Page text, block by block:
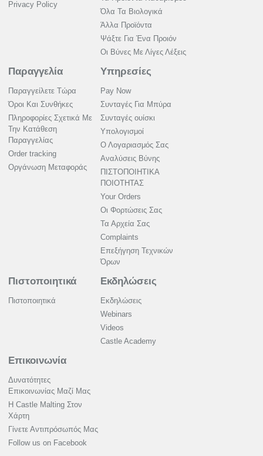
Privacy Policy
Όλα Τα Βιολογικά
Άλλα Προϊόντα
Ψάξτε Για Ένα Προιόν
Οι Βύνες Με Λίγες Λέξεις
Παραγγελία
Παραγγείλετε Τώρα
Όροι Και Συνθήκες
Πληροφορίες Σχετικά Με
Την Κατάθεση
Παραγγελίας
Order tracking
Οργάνωση Μεταφοράς
Υπηρεσίες
Pay Now
Συνταγές Για Μπύρα
Συνταγές ουίσκι
Υπολογισμοί
Ο Λογαριασμός Σας
Αναλύσεις Βύνης
ΠΙΣΤΟΠΟΙΗΤΙΚΑ
ΠΟΙΟΤΗΤΑΣ
Your Orders
Οι Φορτώσεις Σας
Τα Αρχεία Σας
Complaints
Επεξήγηση Τεχνικών
Όρων
Πιστοποιητικά
Πιστοποιητικά
Εκδηλώσεις
Εκδηλώσεις
Webinars
Videos
Castle Academy
Επικοινωνία
Δυνατότητες
Επικοινωνίας Μαζί Μας
Η Castle Malting Στον
Χάρτη
Γίνετε Αντιπρόσωπός Μας
Follow us on Facebook